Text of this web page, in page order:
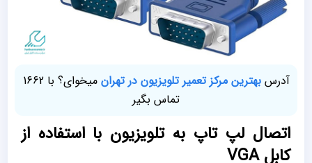
آدرسبهترین مرکز تعمیر تلویزیون در تهران
میخوای؟ با 1662
تماس بگیر
اتصال لپ تاپ به تلویزیون با استفاده از
کابل VGA